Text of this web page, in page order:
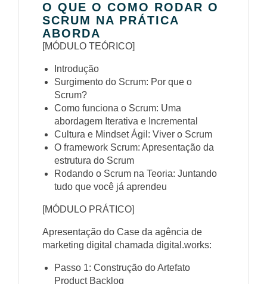
O QUE O COMO RODAR O
SCRUM NA PRÁTICA
ABORDA
[MÓDULO TEÓRICO]
Introdução
Surgimento do Scrum: Por que o
Scrum?
Como funciona o Scrum: Uma
abordagem Iterativa e Incremental
Cultura e Mindset Ágil: Viver o Scrum
O framework Scrum: Apresentação da
estrutura do Scrum
Rodando o Scrum na Teoria: Juntando
tudo que você já aprendeu
[MÓDULO PRÁTICO]
Apresentação do Case da agência de
marketing digital chamada digital.works:
Passo 1: Construção do Artefato
Product Backlog